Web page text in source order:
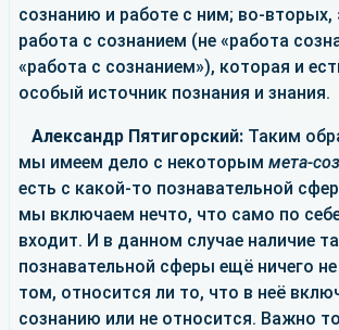
сознанию и работе с ним; во-вторых,
работа с сознанием (не «работа
«работа с сознанием»), которая и
особый источник познания и знания.
Александр Пятигорский: Таким
мы имеем дело с некоторым мета-
есть с какой-то познавательной
мы включаем нечто, что само по
входит. И в данном случае наличие
познавательной сферы ещё ничего
том, относится ли то, что в неё
сознанию или не относится. Важно